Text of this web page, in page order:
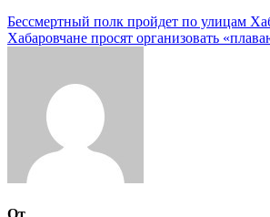
Навигация
по
Бессмертный полк пройдет по улицам
Хабаровчане просят организовать